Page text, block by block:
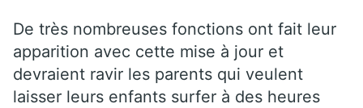
De très nombreuses fonctions ont fait leur
apparition avec cette mise à jour et
devraient ravir les parents qui veulent
laisser leurs enfants surfer à des heures